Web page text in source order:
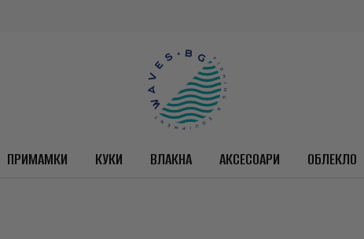
ПРИМАМКИ КУКИ ВЛАКНА АКСЕСОАРИ ОБЛЕКЛО